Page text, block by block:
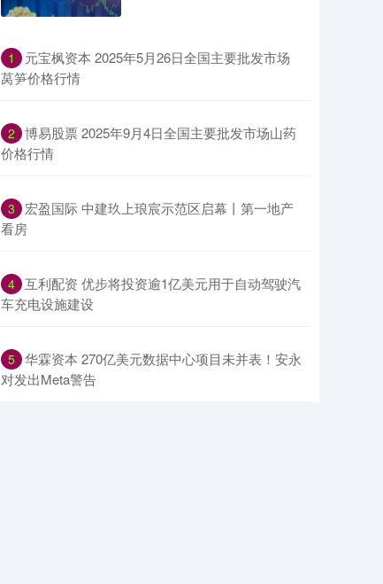
1
​元宝枫资本 2025年5月26日全国主要批发市场
莴笋价格行情
2 ​博易股票 2025年9月4日全国主要批发市场山药
价格行情
3
​宏盈国际 中建玖上琅宸示范区启幕丨第一地产
看房
4 ​互利配资 优步将投资逾1亿美元用于自动驾驶汽
车充电设施建设
5 ​华霖资本 270亿美元数据中心项目未并表！安永
对发出Meta警告